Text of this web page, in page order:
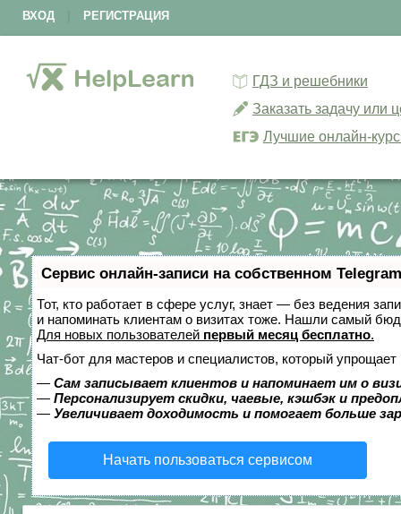
ВХОД РЕГИСТРАЦИЯ
ГДЗ и решебники
Заказать задачу или
Лучшие онлайн-
Сервис онлайн-записи на собственном
Тот, кто работает в сфере услуг, знает — без ведения
и напоминать клиентам о визитах тоже. Нашли самый
Для новых пользователей первый месяц бесплатно.
Чат-бот для мастеров и специалистов, который упрощает
— Сам записывает клиентов и напоминает им о
— Персонализирует скидки, чаевые, кэшбэк и
— Увеличивает доходимость и помогает больше
Начать пользоваться сервисом